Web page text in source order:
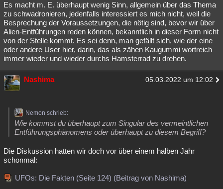
Es macht m. E. überhaupt wenig Sinn, allgemein über das Thema
zu schwadronieren, jedenfalls interessiert es mich nicht, weil die
Besprechung der Voraussetzungen, die nötig sind, bevor wir über
Alien-Entführungen reden können, bekanntlich in dieser Form nicht
von der Stelle kommt. Es sei denn, man gefällt sich, wie der eine
oder andere User hier, darin, das als zähen Kaugummi wortreich
immer wieder und wieder durchs Hamsterrad zu drehen.
Nashima 05.03.2022 um 12:02
Nemon schrieb:
Wie kommst du überhaupt zum Singular des vermeintlichen
Entführungsphänomens oder überhaupt zu diesem Begriff?
Die Diskussion hatten wir doch vor über einem halben Jahr
schonmal:
UFOs: Die Fakten (Seite 124) (Beitrag von Nashima)